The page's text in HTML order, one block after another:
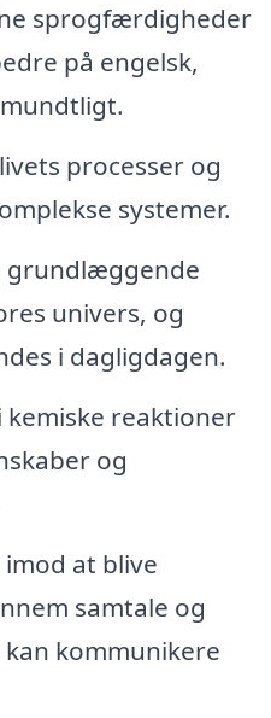
sprogfærdigheder
på engelsk,
processer og
systemer.
grundlæggende
univers, og
i dagligdagen.
kemiske reaktioner
og
imod at blive
samtale og
kommunikere